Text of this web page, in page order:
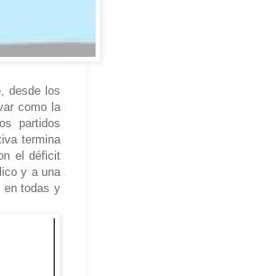
desde los
como la
partidos
termina
el déficit
y a una
en todas y